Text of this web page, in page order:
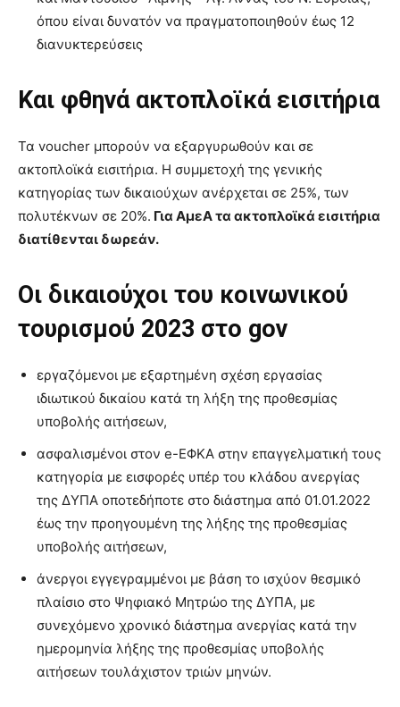
όπου είναι δυνατόν να πραγματοποιηθούν έως 12
διανυκτερεύσεις
Και φθηνά ακτοπλοϊκά εισιτήρια
Τα voucher μπορούν να εξαργυρωθούν και σε
ακτοπλοϊκά εισιτήρια. Η συμμετοχή της γενικής
κατηγορίας των δικαιούχων ανέρχεται σε 25%, των
πολυτέκνων σε 20%. Για ΑμεΑ τα ακτοπλοϊκά εισιτήρια
διατίθενται δωρεάν.
Οι δικαιούχοι του κοινωνικού
τουρισμού 2023 στο gov
εργαζόμενοι με εξαρτημένη σχέση εργασίας
ιδιωτικού δικαίου κατά τη λήξη της προθεσμίας
υποβολής αιτήσεων,
ασφαλισμένοι στον e-ΕΦΚΑ στην επαγγελματική τους
κατηγορία με εισφορές υπέρ του κλάδου ανεργίας
της ΔΥΠΑ οποτεδήποτε στο διάστημα από 01.01.2022
έως την προηγουμένη της λήξης της προθεσμίας
υποβολής αιτήσεων,
άνεργοι εγγεγραμμένοι με βάση το ισχύον θεσμικό
πλαίσιο στο Ψηφιακό Μητρώο της ΔΥΠΑ, με
συνεχόμενο χρονικό διάστημα ανεργίας κατά την
ημερομηνία λήξης της προθεσμίας υποβολής
αιτήσεων τουλάχιστον τριών μηνών.